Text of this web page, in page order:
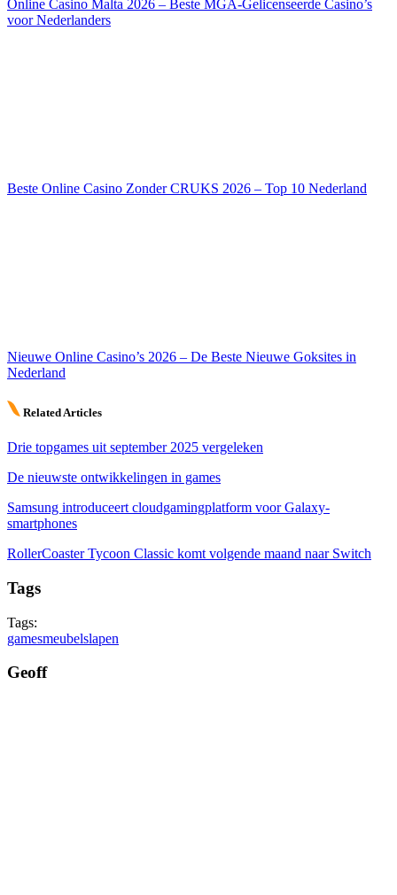
Online Casino Malta 2026 – Beste MGA-Gelicenseerde Casino’s
voor Nederlanders
Beste Online Casino Zonder CRUKS 2026 – Top 10 Nederland
Nieuwe Online Casino’s 2026 – De Beste Nieuwe Goksites in
Nederland
Related Articles
Drie topgames uit september 2025 vergeleken
De nieuwste ontwikkelingen in games
Samsung introduceert cloudgamingplatform voor Galaxy-
smartphones
RollerCoaster Tycoon Classic komt volgende maand naar Switch
Tags
Tags:
gamesmeubelslapen
Geoff